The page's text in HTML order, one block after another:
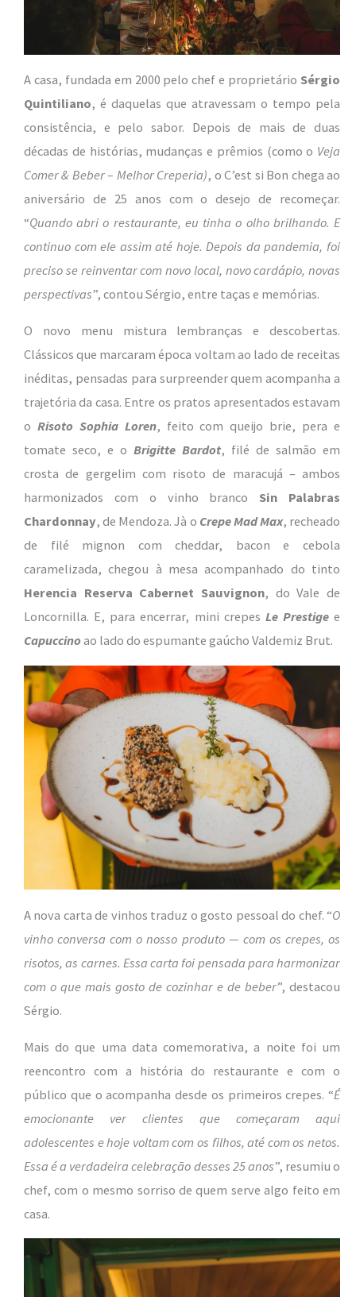
A casa, fundada em 2000 pelo chef e proprietário Sérgio
Quintiliano, é daquelas que atravessam o tempo pela
consistência, e pelo sabor. Depois de mais de duas
décadas de histórias, mudanças e prêmios (como o Veja
Comer & Beber – Melhor Creperia), o C’est si Bon chega ao
aniversário de 25 anos com o desejo de recomeçar.
“Quando abri o restaurante, eu tinha o olho brilhando. E
continuo com ele assim até hoje. Depois da pandemia, foi
preciso se reinventar com novo local, novo cardápio, novas
perspectivas”, contou Sérgio, entre taças e memórias.
O novo menu mistura lembranças e descobertas.
Clássicos que marcaram época voltam ao lado de receitas
inéditas, pensadas para surpreender quem acompanha a
trajetória da casa. Entre os pratos apresentados estavam
o Risoto Sophia Loren, feito com queijo brie, pera e
tomate seco, e o Brigitte Bardot, filé de salmão em
crosta de gergelim com risoto de maracujá – ambos
harmonizados com o vinho branco Sin Palabras
Chardonnay, de Mendoza. Jà o Crepe Mad Max, recheado
de filé mignon com cheddar, bacon e cebola
caramelizada, chegou à mesa acompanhado do tinto
Herencia Reserva Cabernet Sauvignon, do Vale de
Loncornilla. E, para encerrar, mini crepes Le Prestigee
Capuccino ao lado do espumante gaúcho Valdemiz Brut.
A nova carta de vinhos traduz o gosto pessoal do chef. “O
vinho conversa com o nosso produto — com os crepes, os
risotos, as carnes. Essa carta foi pensada para harmonizar
com o que mais gosto de cozinhar e de beber”, destacou
Sérgio.
Mais do que uma data comemorativa, a noite foi um
reencontro com a história do restaurante e com o
público que o acompanha desde os primeiros crepes. “É
emocionante ver clientes que começaram aqui
adolescentes e hoje voltam com os filhos, até com os netos.
Essa é a verdadeira celebração desses 25 anos”, resumiu o
chef, com o mesmo sorriso de quem serve algo feito em
casa.